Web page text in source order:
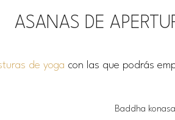
ASANAS DE
de yoga con las que podrás
Baddha